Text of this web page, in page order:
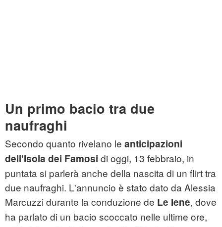
Un primo bacio tra due
naufraghi
Secondo quanto rivelano le anticipazioni
dell'Isola dei Famosi di oggi, 13 febbraio, in
puntata si parlerà anche della nascita di un flirt tra
due naufraghi. L'annuncio è stato dato da Alessia
Marcuzzi durante la conduzione de Le Iene, dove
ha parlato di un bacio scoccato nelle ultime ore,